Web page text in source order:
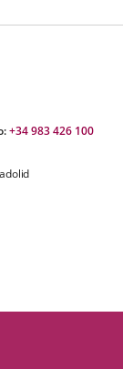
+34 983 426 100